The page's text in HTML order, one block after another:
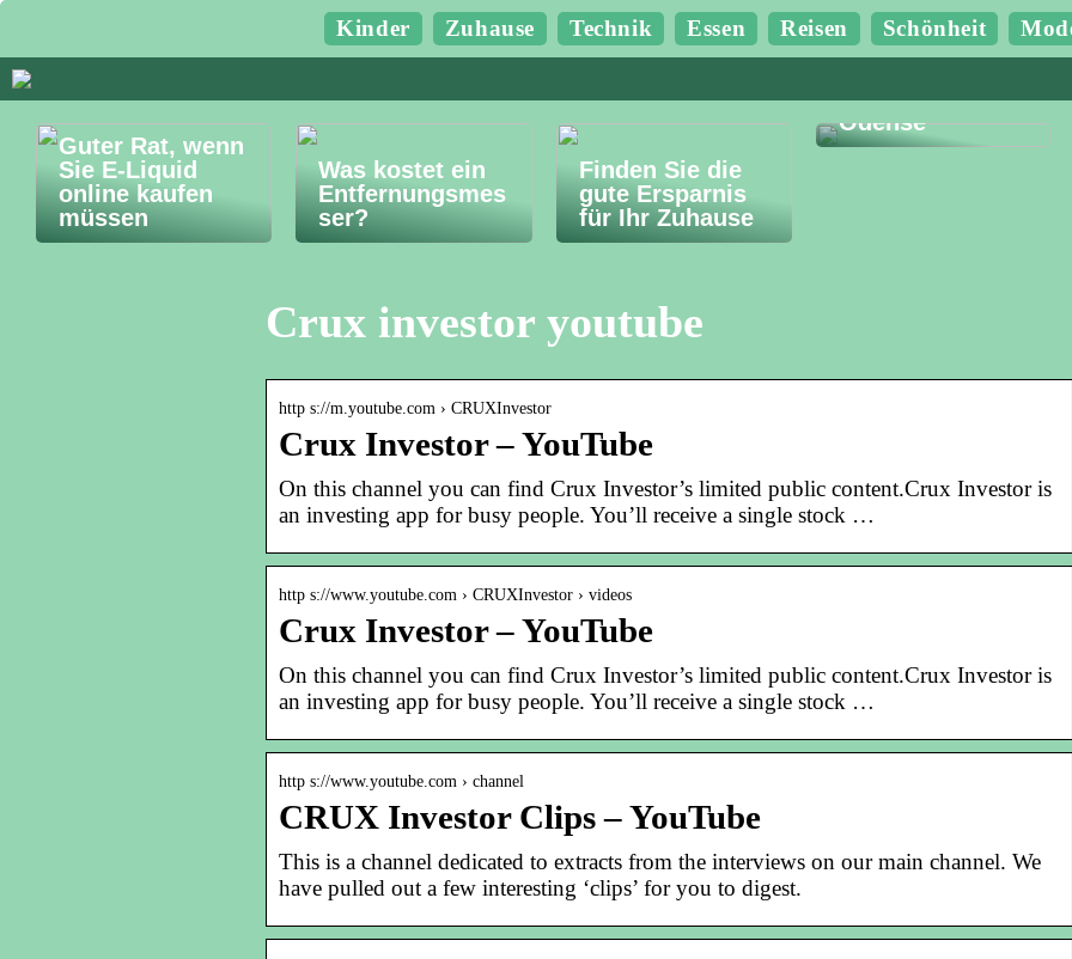
Kinder Zuhause Technik Essen Reisen Schönheit
Guter Rat, wenn
Sie E-Liquid
online kaufen
müssen
Was kostet ein
Entfernungsmes
ser?
Finden Sie die
gute Ersparnis
für Ihr Zuhause
he Erlebnisse in
Odense
Crux investor youtube
http s://m.youtube.com › CRUXInvestor
Crux Investor – YouTube
On this channel you can find Crux Investor’s limited public content.Crux Investor is
an investing app for busy people. You’ll receive a single stock …
http s://www.youtube.com › CRUXInvestor › videos
Crux Investor – YouTube
On this channel you can find Crux Investor’s limited public content.Crux Investor is
an investing app for busy people. You’ll receive a single stock …
http s://www.youtube.com › channel
CRUX Investor Clips – YouTube
This is a channel dedicated to extracts from the interviews on our main channel. We
have pulled out a few interesting ‘clips’ for you to digest.